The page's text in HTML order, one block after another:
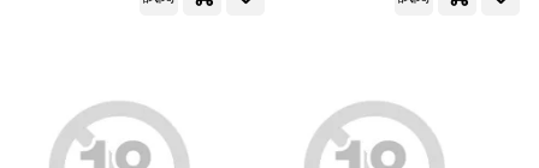
浅田結梨(4) 目黒ひな実(4)
メディアファクトリー(2)
双葉社(2)